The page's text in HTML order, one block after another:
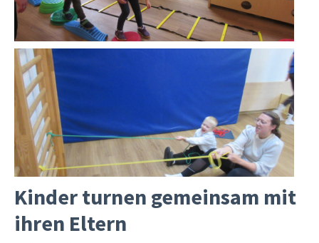
Kinder turnen gemeinsam mit
ihren Eltern